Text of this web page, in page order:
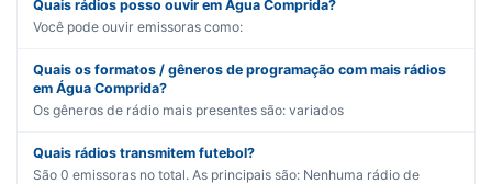
Quais rádios posso ouvir em Água Comprida?
Você pode ouvir emissoras como:
Quais os formatos / gêneros de programação com mais rádios
em Água Comprida?
Os gêneros de rádio mais presentes são: variados
Quais rádios transmitem futebol?
São 0 emissoras no total. As principais são: Nenhuma rádio de